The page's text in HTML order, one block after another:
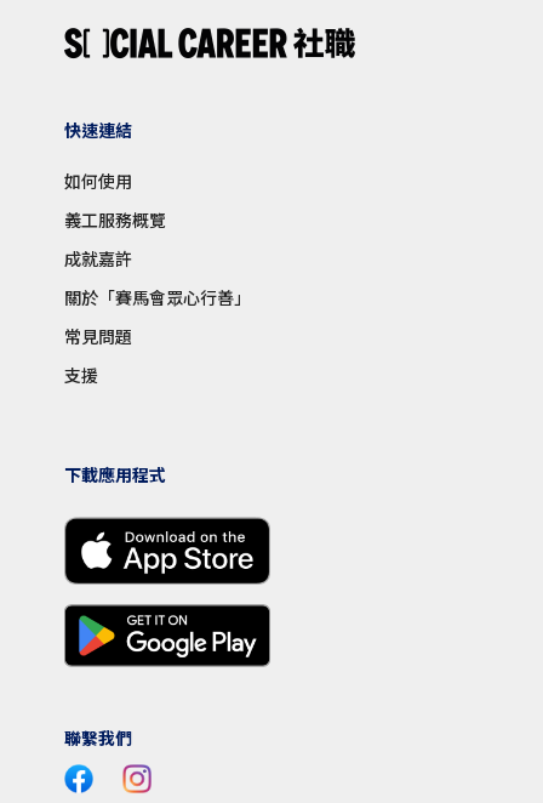
快速連結
如何使用
義工服務概覽
成就嘉許
關於「賽馬會眾心行善」
常見問題
支援
下載應用程式
聯繫我們